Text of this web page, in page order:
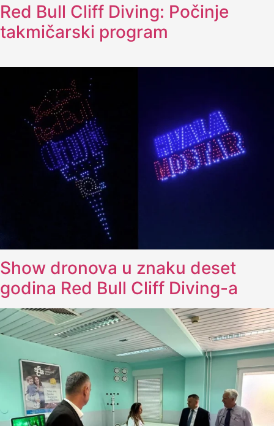
Red Bull Cliff Diving: Počinje
takmičarski program
Show dronova u znaku deset
godina Red Bull Cliff Diving-a